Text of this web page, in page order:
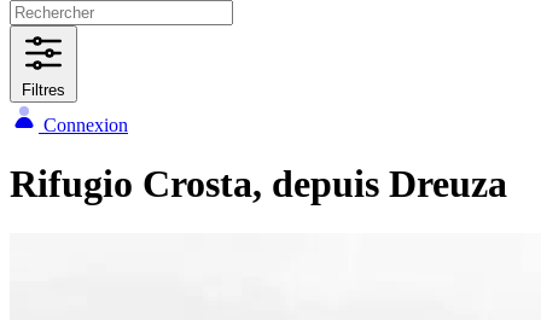
Filtres
Connexion
Rifugio Crosta, depuis Dreuza